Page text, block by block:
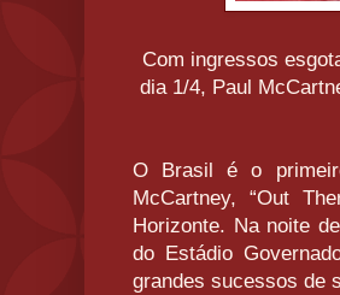
Com ingressos
dia 1/4, Paul
O Brasil é o
McCartney, “Out
Horizonte. Na noite
do Estádio
grandes sucessos de